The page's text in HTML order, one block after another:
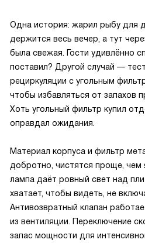
Одна история: жарил рыбу для
держится весь вечер, а тут
была свежая. Гости удивлённо
поставил? Другой случай —
рециркуляции с угольным
чтобы избавляться от запахов
Хоть угольный фильтр купил
оправдал ожидания.
Материал корпуса и фильтр
добротно, чистятся проще,
лампа даёт ровный свет над
хватает, чтобы видеть, не
Антивозвратный клапан
из вентиляции. Переключение
запас мощности для